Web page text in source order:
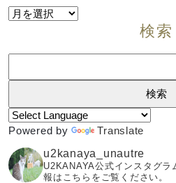
Archive
検索
Powered by
Translate
u2kanaya_unautre
U2KANAYA公式インスタグ
報はこちらをご覧ください。